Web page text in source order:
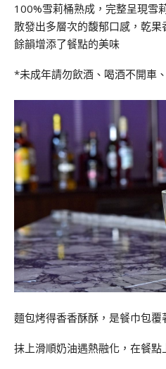
100%雪莉桶熟成，完整呈現雪
散發出多層次的馥郁口感，乾
餘韻增添了餐點的美味
*未成年請勿飲酒、喝酒不開車
麵包烤得香香酥酥，是餐巾包覆
抹上滑順奶油遇熱融化，在餐